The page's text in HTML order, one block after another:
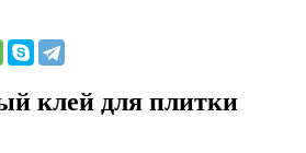
клей для плитки